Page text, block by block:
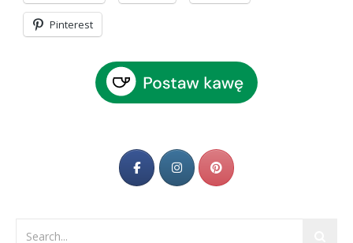
Pinterest